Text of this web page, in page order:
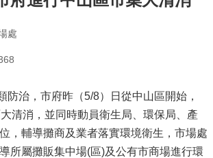
處
治，市府昨（5/8）日從中山區開始，
清消，並同時動員衛生局、環保局、產
，輔導攤商及業者落實環境衛生，市場處
所屬攤販集中場(區)及公有市商場進行環